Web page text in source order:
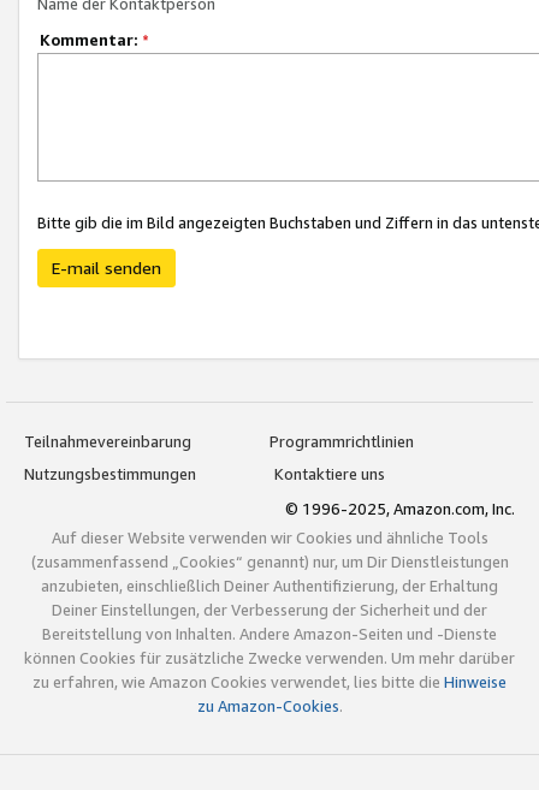
Kommentar: *
Bitte gib die im Bild angezeigten Buchstaben und Ziffern in das
E-mail senden
Teilnahmevereinbarung
Programmrichtlinien
Nutzungsbestimmungen
Kontaktiere uns
© 1996-2025, Amazon.com, Inc.
Auf dieser Website verwenden wir Cookies und ähnliche Tools
(zusammenfassend „Cookies“ genannt) nur, um Dir Dienstleistungen
anzubieten, einschließlich Deiner Authentifizierung, der Erhaltung
Deiner Einstellungen, der Verbesserung der Sicherheit und der
Bereitstellung von Inhalten. Andere Amazon-Seiten und -Dienste
können Cookies für zusätzliche Zwecke verwenden. Um mehr darüber
zu erfahren, wie Amazon Cookies verwendet, lies bitte die Hinweise
zu Amazon-Cookies.